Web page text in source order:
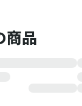
商品